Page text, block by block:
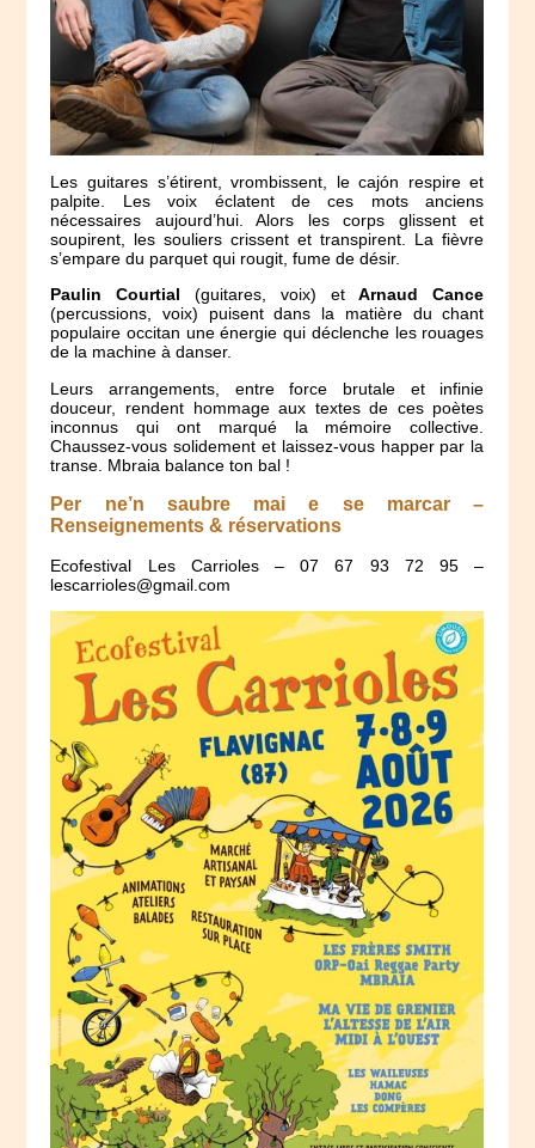
Les guitares s’étirent, vrombissent, le cajón respire et
palpite. Les voix éclatent de ces mots anciens
nécessaires aujourd’hui. Alors les corps glissent et
soupirent, les souliers crissent et transpirent. La fièvre
s’empare du parquet qui rougit, fume de désir.
Paulin Courtial (guitares, voix) et Arnaud Cance
(percussions, voix) puisent dans la matière du chant
populaire occitan une énergie qui déclenche les rouages
de la machine à danser.
Leurs arrangements, entre force brutale et infinie
douceur, rendent hommage aux textes de ces poètes
inconnus qui ont marqué la mémoire collective.
Chaussez-vous solidement et laissez-vous happer par la
transe. Mbraia balance ton bal !
Per ne’n saubre mai e se marcar –
Renseignements & réservations
Ecofestival Les Carrioles – 07 67 93 72 95 –
lescarrioles@gmail.com